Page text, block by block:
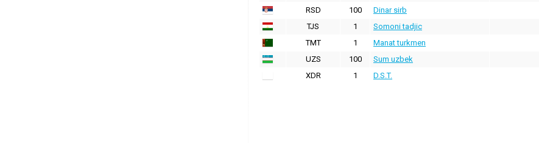
RSD
100 Dinar sirb
TJS
1 Somoni tadjic
TMT
1 Manat turkmen
UZS
100 Sum uzbek
XDR
1 D.S.T.